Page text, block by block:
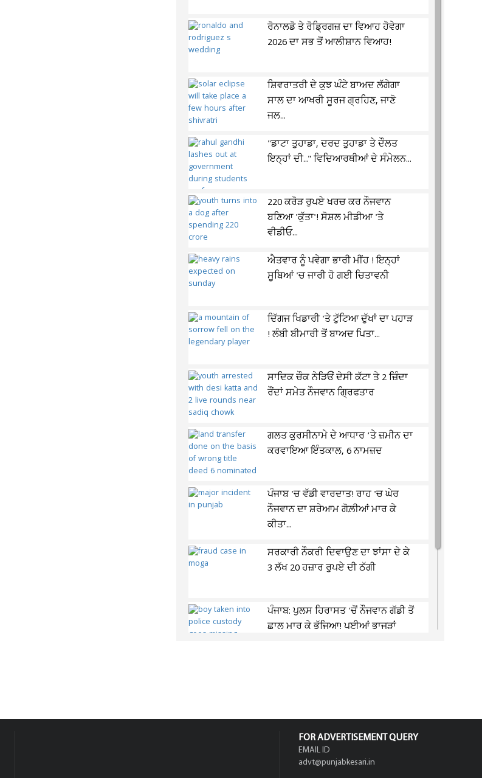
ਰੋਨਾਲਡੋ ਤੇ ਰੋਡ੍ਰਿਗਜ਼ ਦਾ ਵਿਆਹ ਹੋਵੇਗਾ
2026 ਦਾ ਸਭ ਤੋਂ ਆਲੀਸ਼ਾਨ ਵਿਆਹ!
ਸ਼ਿਵਰਾਤਰੀ ਦੇ ਕੁਝ ਘੰਟੇ ਬਾਅਦ ਲੱਗੇਗਾ
ਸਾਲ ਦਾ ਆਖਰੀ ਸੂਰਜ ਗ੍ਰਹਿਣ, ਜਾਣੋ
ਜਲ...
"ਡਾਟਾ ਤੁਹਾਡਾ, ਦਰਦ ਤੁਹਾਡਾ ਤੇ ਦੌਲਤ
ਇਨ੍ਹਾਂ ਦੀ..." ਵਿਦਿਆਰਥੀਆਂ ਦੇ ਸੰਮੇਲਨ...
220 ਕਰੋੜ ਰੁਪਏ ਖਰਚ ਕਰ ਨੌਜਵਾਨ
ਬਣਿਆ 'ਕੁੱਤਾ'! ਸੋਸ਼ਲ ਮੀਡੀਆ 'ਤੇ
ਵੀਡੀਓ...
ਐਤਵਾਰ ਨੂੰ ਪਵੇਗਾ ਭਾਰੀ ਮੀਂਹ ! ਇਨ੍ਹਾਂ
ਸੂਬਿਆਂ 'ਚ ਜਾਰੀ ਹੋ ਗਈ ਚਿਤਾਵਨੀ
ਦਿੱਗਜ ਖਿਡਾਰੀ 'ਤੇ ਟੁੱਟਿਆ ਦੁੱਖਾਂ ਦਾ ਪਹਾੜ
! ਲੰਬੀ ਬੀਮਾਰੀ ਤੋਂ ਬਾਅਦ ਪਿਤਾ...
ਸਾਦਿਕ ਚੌਕ ਨੇੜਿਓਂ ਦੇਸੀ ਕੱਟਾ ਤੇ 2 ਜ਼ਿੰਦਾ
ਰੌਂਦਾਂ ਸਮੇਤ ਨੌਜਵਾਨ ਗ੍ਰਿਫਤਾਰ
ਗਲਤ ਕੁਰਸੀਨਾਮੇ ਦੇ ਆਧਾਰ ’ਤੇ ਜ਼ਮੀਨ ਦਾ
ਕਰਵਾਇਆ ਇੰਤਕਾਲ, 6 ਨਾਮਜ਼ਦ
ਪੰਜਾਬ 'ਚ ਵੱਡੀ ਵਾਰਦਾਤ! ਰਾਹ 'ਚ ਘੇਰ
ਨੌਜਵਾਨ ਦਾ ਸ਼ਰੇਆਮ ਗੋਲ਼ੀਆਂ ਮਾਰ ਕੇ
ਕੀਤਾ...
ਸਰਕਾਰੀ ਨੌਕਰੀ ਦਿਵਾਉਣ ਦਾ ਝਾਂਸਾ ਦੇ ਕੇ
3 ਲੱਖ 20 ਹਜ਼ਾਰ ਰੁਪਏ ਦੀ ਠੱਗੀ
ਪੰਜਾਬ: ਪੁਲਸ ਹਿਰਾਸਤ 'ਚੋਂ ਨੌਜਵਾਨ ਗੱਡੀ ਤੋਂ
ਛਾਲ ਮਾਰ ਕੇ ਭੱਜਿਆ! ਪਈਆਂ ਭਾਜੜਾਂ
FOR ADVERTISEMENT QUERY
EMAIL ID
advt@punjabkesari.in